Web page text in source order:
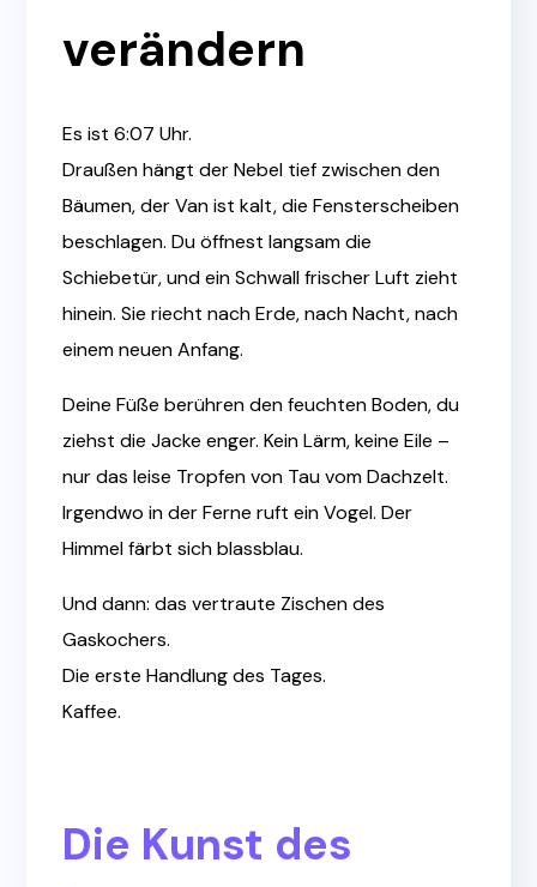
verändern
Es ist 6:07 Uhr.
Draußen hängt der Nebel tief zwischen den
Bäumen, der Van ist kalt, die Fensterscheiben
beschlagen. Du öffnest langsam die
Schiebetür, und ein Schwall frischer Luft zieht
hinein. Sie riecht nach Erde, nach Nacht, nach
einem neuen Anfang.
Deine Füße berühren den feuchten Boden, du
ziehst die Jacke enger. Kein Lärm, keine Eile –
nur das leise Tropfen von Tau vom Dachzelt.
Irgendwo in der Ferne ruft ein Vogel. Der
Himmel färbt sich blassblau.
Und dann: das vertraute Zischen des
Gaskochers.
Die erste Handlung des Tages.
Kaffee.
Die Kunst des